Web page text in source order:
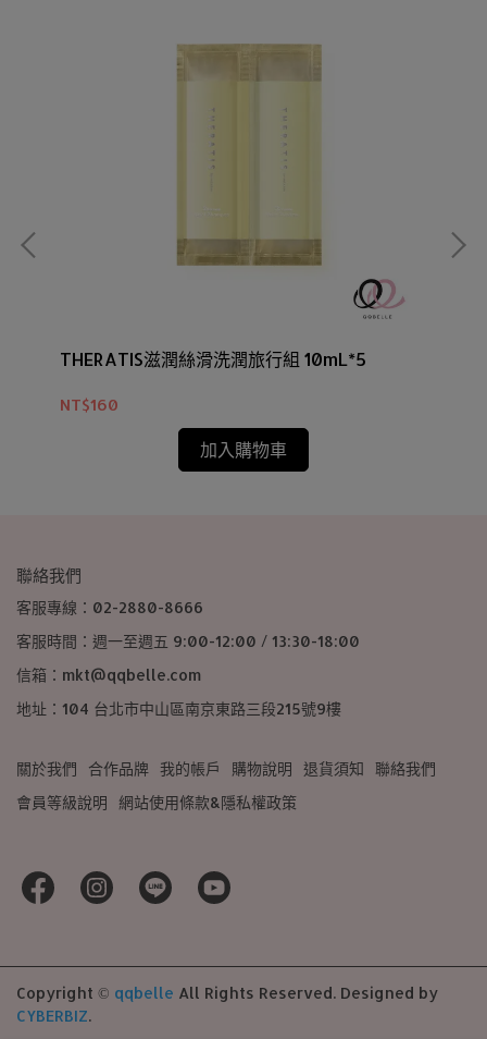
THERATIS滋潤絲滑洗潤旅行組 10mL*5
NT$160
加入購物車
聯絡我們
客服專線：02-2880-8666
客服時間：週一至週五 9:00-12:00 / 13:30-18:00
信箱：mkt@qqbelle.com
地址：104 台北市中山區南京東路三段215號9樓
關於我們 合作品牌 我的帳戶 購物說明 退貨須知
聯絡我們
會員等級說明
網站使用條款&隱私權政策
Copyright © qqbelle All Rights Reserved. Designed by
CYBERBIZ.